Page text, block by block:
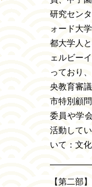
研究セン
ォード大
都大学人
ェルビー
っており
央教育審
市特別顧
委員や学
活動して
いて：文
【第二部